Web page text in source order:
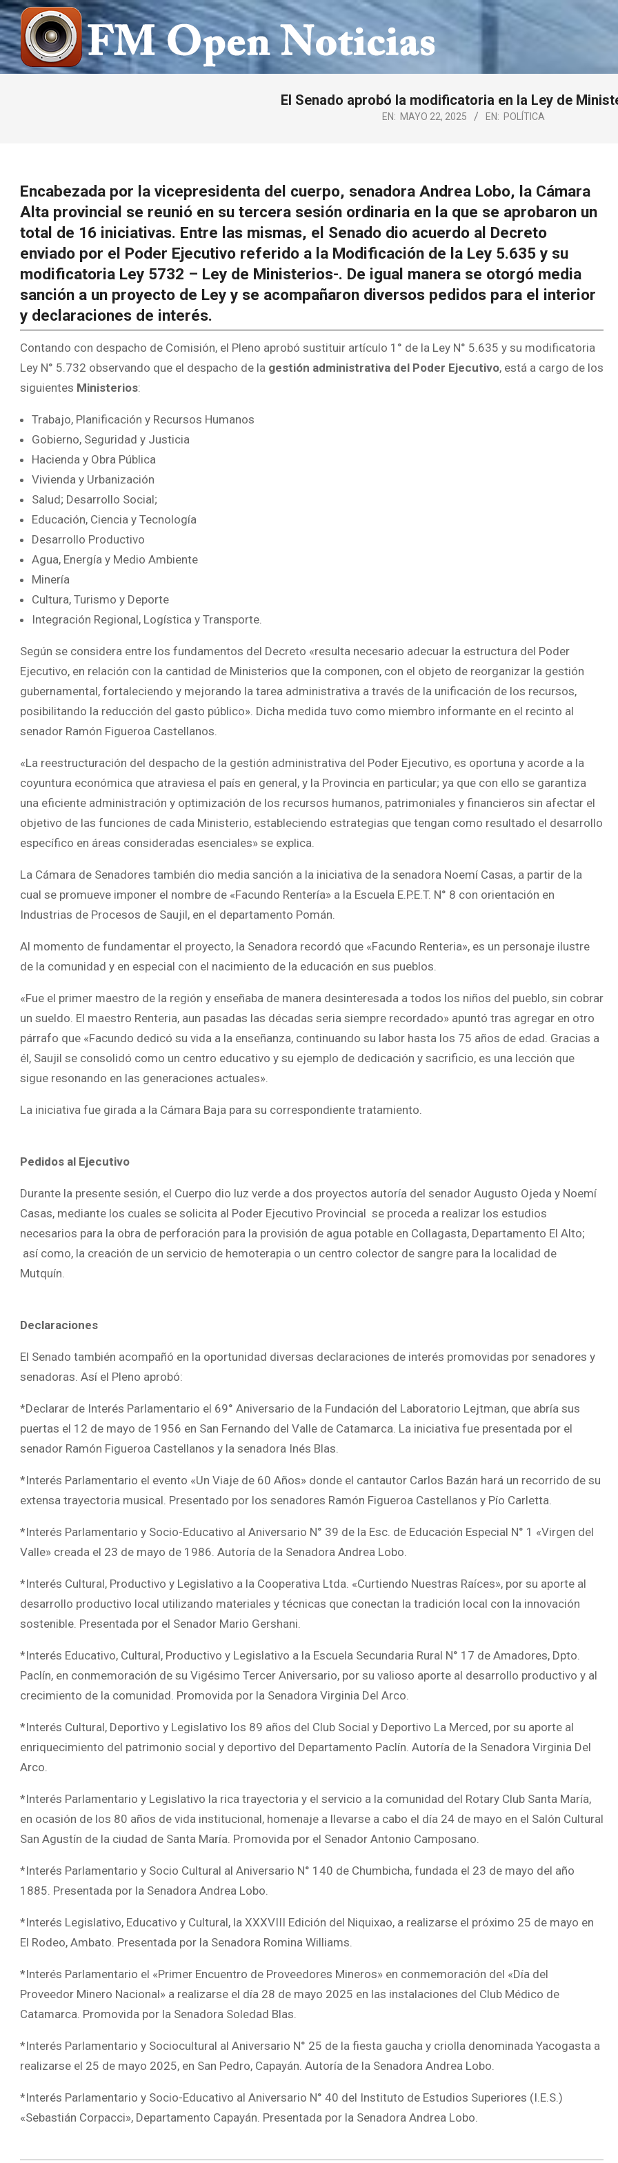
Saltar
al
contenido
FM
El Senado aprobó la modificatoria en la Ley de
EN: MAYO 22, 2025 EN: POLÍTICA
Encabezada por la vicepresidenta del cuerpo, senadora Andrea Lobo, la Cámara
Alta provincial se reunió en su tercera sesión ordinaria en la que se aprobaron un
total de 16 iniciativas. Entre las mismas, el Senado dio acuerdo al Decreto
enviado por el Poder Ejecutivo referido a la Modificación de la Ley 5.635 y su
modificatoria Ley 5732 – Ley de Ministerios-. De igual manera se otorgó media
sanción a un proyecto de Ley y se acompañaron diversos pedidos para el interior
y declaraciones de interés.
Contando con despacho de Comisión, el Pleno aprobó sustituir artículo 1° de la Ley N° 5.635 y su modificatoria
Ley N° 5.732 observando que el despacho de la gestión administrativa del Poder Ejecutivo, está a cargo de los
siguientes Ministerios:
Trabajo, Planificación y Recursos Humanos
Gobierno, Seguridad y Justicia
Hacienda y Obra Pública
Vivienda y Urbanización
Salud; Desarrollo Social;
Educación, Ciencia y Tecnología
Desarrollo Productivo
Agua, Energía y Medio Ambiente
Minería
Cultura, Turismo y Deporte
Integración Regional, Logística y Transporte.
Según se considera entre los fundamentos del Decreto «resulta necesario adecuar la estructura del Poder
Ejecutivo, en relación con la cantidad de Ministerios que la componen, con el objeto de reorganizar la gestión
gubernamental, fortaleciendo y mejorando la tarea administrativa a través de la unificación de los recursos,
posibilitando la reducción del gasto público». Dicha medida tuvo como miembro informante en el recinto al
senador Ramón Figueroa Castellanos.
«La reestructuración del despacho de la gestión administrativa del Poder Ejecutivo, es oportuna y acorde a la
coyuntura económica que atraviesa el país en general, y la Provincia en particular; ya que con ello se garantiza
una eficiente administración y optimización de los recursos humanos, patrimoniales y financieros sin afectar el
objetivo de las funciones de cada Ministerio, estableciendo estrategias que tengan como resultado el desarrollo
específico en áreas consideradas esenciales» se explica.
La Cámara de Senadores también dio media sanción a la iniciativa de la senadora Noemí Casas, a partir de la
cual se promueve imponer el nombre de «Facundo Rentería» a la Escuela E.P.E.T. N° 8 con orientación en
Industrias de Procesos de Saujil, en el departamento Pomán.
Al momento de fundamentar el proyecto, la Senadora recordó que «Facundo Renteria», es un personaje ilustre
de la comunidad y en especial con el nacimiento de la educación en sus pueblos.
«Fue el primer maestro de la región y enseñaba de manera desinteresada a todos los niños del pueblo, sin cobrar
un sueldo. El maestro Renteria, aun pasadas las décadas seria siempre recordado» apuntó tras agregar en otro
párrafo que «Facundo dedicó su vida a la enseñanza, continuando su labor hasta los 75 años de edad. Gracias a
él, Saujil se consolidó como un centro educativo y su ejemplo de dedicación y sacrificio, es una lección que
sigue resonando en las generaciones actuales».
La iniciativa fue girada a la Cámara Baja para su correspondiente tratamiento.
Pedidos al Ejecutivo
Durante la presente sesión, el Cuerpo dio luz verde a dos proyectos autoría del senador Augusto Ojeda y Noemí
Casas, mediante los cuales se solicita al Poder Ejecutivo Provincial se proceda a realizar los estudios
necesarios para la obra de perforación para la provisión de agua potable en Collagasta, Departamento El Alto;
así como, la creación de un servicio de hemoterapia o un centro colector de sangre para la localidad de
Mutquín.
Declaraciones
El Senado también acompañó en la oportunidad diversas declaraciones de interés promovidas por senadores y
senadoras. Así el Pleno aprobó:
*Declarar de Interés Parlamentario el 69° Aniversario de la Fundación del Laboratorio Lejtman, que abría sus
puertas el 12 de mayo de 1956 en San Fernando del Valle de Catamarca. La iniciativa fue presentada por el
senador Ramón Figueroa Castellanos y la senadora Inés Blas.
*Interés Parlamentario el evento «Un Viaje de 60 Años» donde el cantautor Carlos Bazán hará un recorrido de su
extensa trayectoria musical. Presentado por los senadores Ramón Figueroa Castellanos y Pío Carletta.
*Interés Parlamentario y Socio-Educativo al Aniversario N° 39 de la Esc. de Educación Especial N° 1 «Virgen del
Valle» creada el 23 de mayo de 1986. Autoría de la Senadora Andrea Lobo.
*Interés Cultural, Productivo y Legislativo a la Cooperativa Ltda. «Curtiendo Nuestras Raíces», por su aporte al
desarrollo productivo local utilizando materiales y técnicas que conectan la tradición local con la innovación
sostenible. Presentada por el Senador Mario Gershani.
*Interés Educativo, Cultural, Productivo y Legislativo a la Escuela Secundaria Rural N° 17 de Amadores, Dpto.
Paclín, en conmemoración de su Vigésimo Tercer Aniversario, por su valioso aporte al desarrollo productivo y al
crecimiento de la comunidad. Promovida por la Senadora Virginia Del Arco.
*Interés Cultural, Deportivo y Legislativo los 89 años del Club Social y Deportivo La Merced, por su aporte al
enriquecimiento del patrimonio social y deportivo del Departamento Paclín. Autoría de la Senadora Virginia Del
Arco.
*Interés Parlamentario y Legislativo la rica trayectoria y el servicio a la comunidad del Rotary Club Santa María,
en ocasión de los 80 años de vida institucional, homenaje a llevarse a cabo el día 24 de mayo en el Salón Cultural
San Agustín de la ciudad de Santa María. Promovida por el Senador Antonio Camposano.
*Interés Parlamentario y Socio Cultural al Aniversario N° 140 de Chumbicha, fundada el 23 de mayo del año
1885. Presentada por la Senadora Andrea Lobo.
*Interés Legislativo, Educativo y Cultural, la XXXVIII Edición del Niquixao, a realizarse el próximo 25 de mayo en
El Rodeo, Ambato. Presentada por la Senadora Romina Williams.
*Interés Parlamentario el «Primer Encuentro de Proveedores Mineros» en conmemoración del «Día del
Proveedor Minero Nacional» a realizarse el día 28 de mayo 2025 en las instalaciones del Club Médico de
Catamarca. Promovida por la Senadora Soledad Blas.
*Interés Parlamentario y Sociocultural al Aniversario N° 25 de la fiesta gaucha y criolla denominada Yacogasta a
realizarse el 25 de mayo 2025, en San Pedro, Capayán. Autoría de la Senadora Andrea Lobo.
*Interés Parlamentario y Socio-Educativo al Aniversario N° 40 del Instituto de Estudios Superiores (I.E.S.)
«Sebastián Corpacci», Departamento Capayán. Presentada por la Senadora Andrea Lobo.